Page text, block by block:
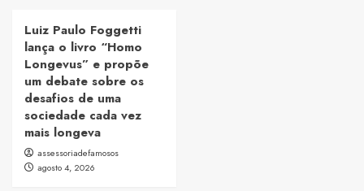
Luiz Paulo Foggetti
lança o livro “Homo
Longevus” e propõe
um debate sobre os
desafios de uma
sociedade cada vez
mais longeva
assessoriadefamosos
agosto 4, 2026